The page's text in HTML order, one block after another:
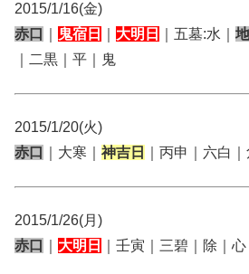
2015/1/16(金)
赤口
鬼宿日 大明日 ｜五墓:水｜
｜二黒｜平｜鬼
2015/1/20(火)
赤口
｜大寒｜ 神吉日 ｜丙申｜六白
2015/1/26(月)
赤口
大明日 ｜壬寅｜三碧｜除｜心